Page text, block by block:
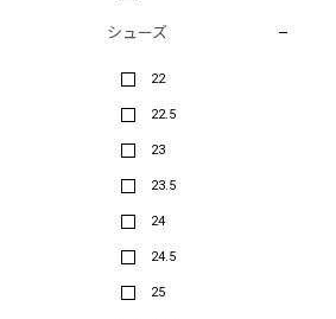
シューズ
22
22.5
23
23.5
24
24.5
25